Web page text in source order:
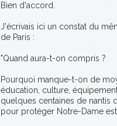
Bien d'accord.
J'écrivais ici un constat du
de Paris :
"Quand aura-t-on compris ?
Pourquoi manque-t-on de
éducation, culture,
quelques centaines de nantis
pour protéger Notre-Dame est